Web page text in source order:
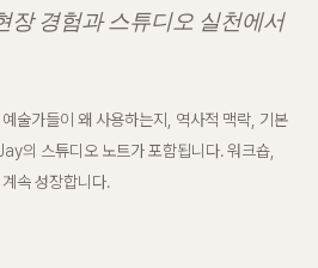
장 경험과 스튜디오 실천에서
술가들이 왜 사용하는지, 역사적 맥락, 기본
의 스튜디오 노트가 포함됩니다. 워크숍,
속 성장합니다.